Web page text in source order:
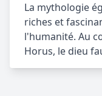
La mythologie
riches et
l'humanité. Au
Horus, le dieu